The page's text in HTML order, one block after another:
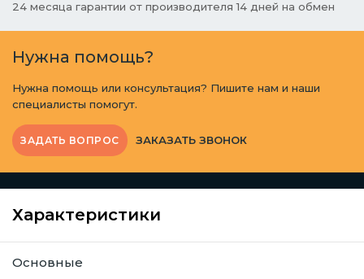
24 месяца гарантии от производителя 14 дней на обмен
Нужна помощь?
Нужна помощь или консультация? Пишите нам и наши
специалисты помогут.
ЗАДАТЬ ВОПРОС ЗАКАЗАТЬ ЗВОНОК
Характеристики
Основные